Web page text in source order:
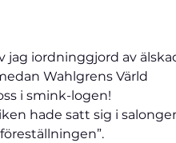
jag iordninggjord av
Wahlgrens Värld
i smink-logen!
hade satt sig i